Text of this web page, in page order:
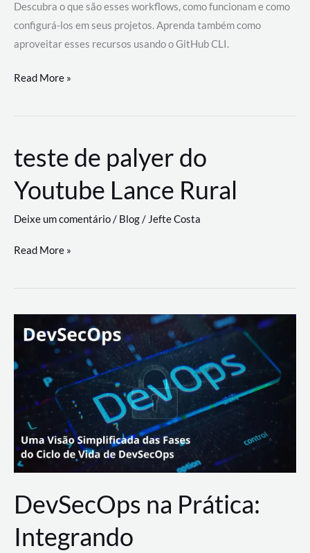
Descubra o que são esses workflows, como funcionam e como
configurá-los em seus projetos. Aprenda também como
aproveitar esses recursos usando o GitHub CLI.
GitHub
revoluciona
de
trabalho
com
a
workflows
Read More »
teste de palyer do
Youtube Lance Rural
Deixe um comentário/ Blog/ Jefte Costa
teste
palyer
Lance
Rural
Read More »
DevSecOps na Prática:
Integrando